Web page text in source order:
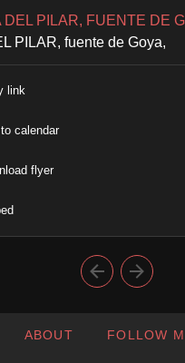
DEL PILAR, FUENTE DE
PILAR, fuente de Goya,
link
calendar
flyer
ABOUT FOLLOW